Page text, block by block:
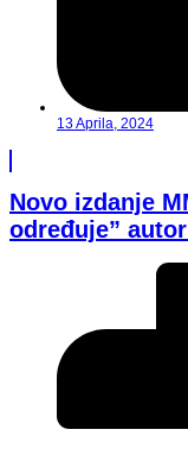
13 Aprila, 2024
Novo izdanje
određuje”